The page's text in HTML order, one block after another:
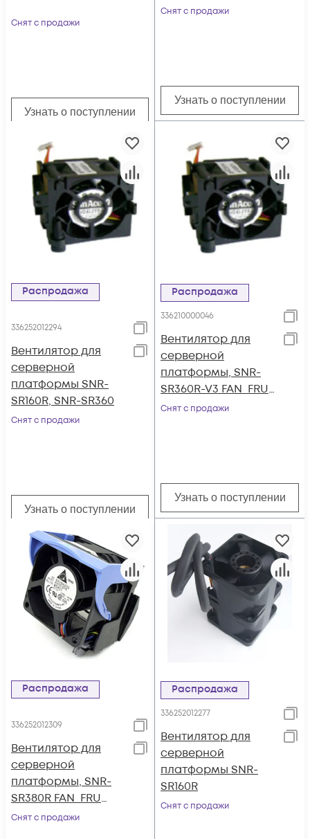
Снят с продажи
Узнать о поступлении
Снят с продажи
Узнать о поступлении
Распродажа
336252012294
Вентилятор для
серверной
платформы SNR-
SR160R, SNR-SR360
Снят с продажи
Узнать о поступлении
Распродажа
336210000046
Вентилятор для
серверной
платформы, SNR-
SR360R-V3 FAN_FRU
part
Снят с продажи
Узнать о поступлении
Распродажа
336252012309
Вентилятор для
серверной
платформы, SNR-
SR380R FAN_FRU
part
Снят с продажи
Распродажа
336252012277
Вентилятор для
серверной
платформы SNR-
SR160R
Снят с продажи